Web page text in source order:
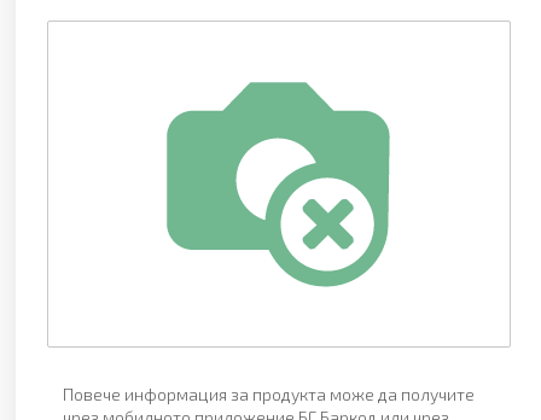
Повече информация за продукта може да получите